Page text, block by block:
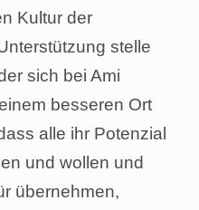
Kultur der
stelle
sich bei Ami
besseren Ort
alle ihr Potenzial
und wollen und
übernehmen,